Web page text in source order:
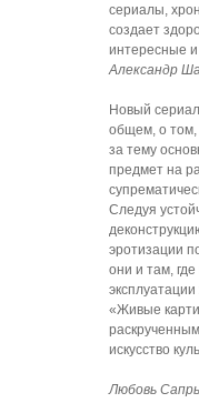
сериалы,
создает
интересные
Александр
Новый
общем, о том,
за тему
предмет на
Следуя
эротизации
они и там,
«Живые
искусство
Любовь